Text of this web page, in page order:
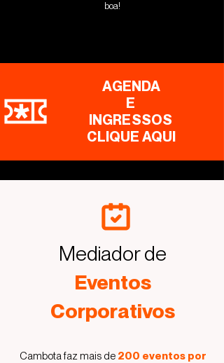
boa!
AGENDA
E
INGRESSOS
CLIQUE AQUI
Mediador de
Eventos
Corporativos
Cambota faz mais de 200 eventos por